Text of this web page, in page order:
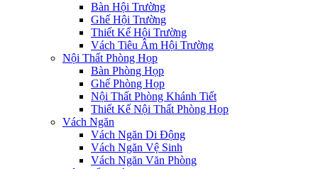
Bàn Hội Trường
Ghế Hội Trường
Thiết Kế Hội Trường
Vách Tiêu Âm Hội Trường
Nội Thất Phòng Họp
Bàn Phòng Họp
Ghế Phòng Họp
Nội Thất Phòng Khánh Tiết
Thiết Kế Nội Thất Phòng Họp
Vách Ngăn
Vách Ngăn Di Động
Vách Ngăn Vệ Sinh
Vách Ngăn Văn Phòng